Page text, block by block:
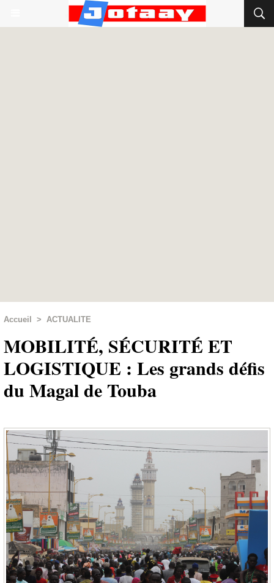
Accueil > ACTUALITE
MOBILITÉ, SÉCURITÉ ET
LOGISTIQUE : Les grands défis
du Magal de Touba